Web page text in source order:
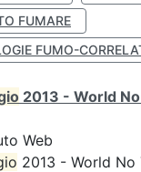
FUMARE
FUMO-
2013 - World
Web
2013 - World